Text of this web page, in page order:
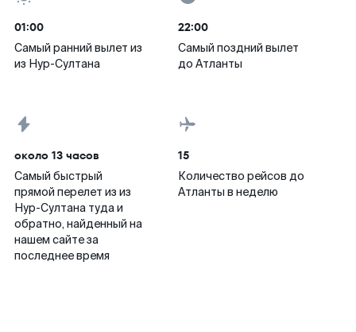
01:00
Самый ранний вылет из
из Нур-Султана
22:00
Самый поздний вылет
до Атланты
около 13 часов
Самый быстрый
прямой перелет из из
Нур-Султана туда и
обратно, найденный на
нашем сайте за
последнее время
15
Количество рейсов до
Атланты в неделю